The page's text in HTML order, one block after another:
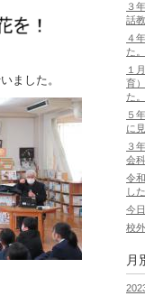
ました。
３
話
４
た。
１
育
た。
５
に
３
会
令
した
今
校
月